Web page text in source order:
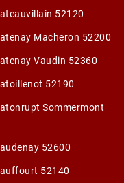
52120
Macheron 52200
Vaudin 52360
52190
Sommermont
52600
52140